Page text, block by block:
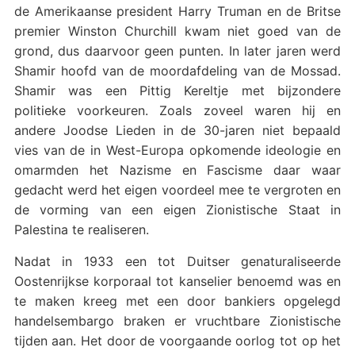
de Amerikaanse president Harry Truman en de Britse
premier Winston Churchill kwam niet goed van de
grond, dus daarvoor geen punten. In later jaren werd
Shamir hoofd van de moordafdeling van de Mossad.
Shamir was een Pittig Kereltje met bijzondere
politieke voorkeuren. Zoals zoveel waren hij en
andere Joodse Lieden in de 30-jaren niet bepaald
vies van de in West-Europa opkomende ideologie en
omarmden het Nazisme en Fascisme daar waar
gedacht werd het eigen voordeel mee te vergroten en
de vorming van een eigen Zionistische Staat in
Palestina te realiseren.
Nadat in 1933 een tot Duitser genaturaliseerde
Oostenrijkse korporaal tot kanselier benoemd was en
te maken kreeg met een door bankiers opgelegd
handelsembargo braken er vruchtbare Zionistische
tijden aan. Het door de voorgaande oorlog tot op het